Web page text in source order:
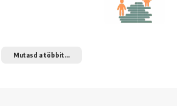
Mutasd a többit...